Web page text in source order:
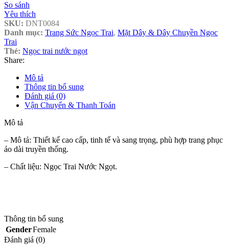
So sánh
Yêu thích
SKU: DNT0084
Danh mục: Trang Sức Ngọc Trai, Mặt Dây & Dây Chuyền Ngọc
Trai
Thẻ: Ngọc trai nước ngọt
Share:
Mô tả
Thông tin bổ sung
Đánh giá (0)
Vận Chuyển & Thanh Toán
Mô tả
– Mô tả: Thiết kế cao cấp, tinh tế và sang trọng, phù hợp trang phục
áo dài truyền thống.
– Chất liệu: Ngọc Trai Nước Ngọt.
Thông tin bổ sung
GenderFemale
Đánh giá (0)